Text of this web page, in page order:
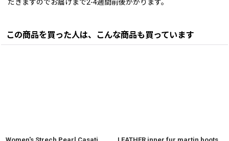
だきますのでお届けまで2-4週間前後かかります。
この商品を買った人は、こんな商品も買っています